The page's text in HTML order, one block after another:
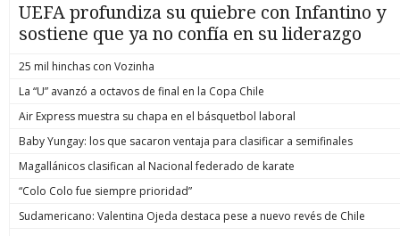
UEFA profundiza su quiebre con Infantino y
sostiene que ya no confía en su liderazgo
25 mil hinchas con Vozinha
La “U” avanzó a octavos de final en la Copa Chile
Air Express muestra su chapa en el básquetbol laboral
Baby Yungay: los que sacaron ventaja para clasificar a semifinales
Magallánicos clasifican al Nacional federado de karate
“Colo Colo fue siempre prioridad”
Sudamericano: Valentina Ojeda destaca pese a nuevo revés de Chile